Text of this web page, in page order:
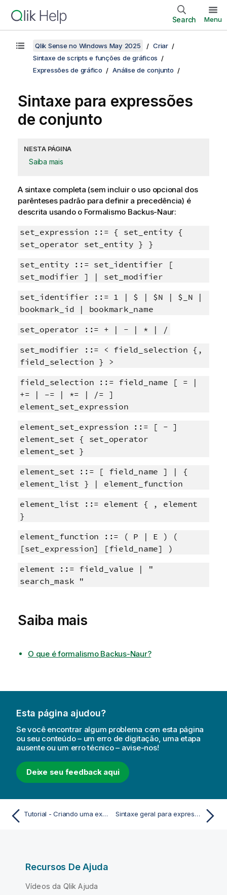
Search Menu
Qlik Sense no Windows May 2025
Criar
Sintaxe de scripts e funções de gráficos
Expressões de gráfico
Análise de conjunto
Sintaxe para expressões
de conjunto
NESTA PÁGINA
Saiba mais
A sintaxe completa (sem incluir o uso opcional dos
parênteses padrão para definir a precedência) é
descrita usando o Formalismo Backus-Naur:
set_expression ::= { set_entity {
set_operator set_entity } }
set_entity ::= set_identifier [
set_modifier ] | set_modifier
set_identifier ::= 1 | $ | $N | $_N |
bookmark_id | bookmark_name
set_operator ::= + | - | * | /
set_modifier ::= < field_selection {,
field_selection } >
field_selection ::= field_name [ = |
+= | –= | *= | /= ]
element_set_expression
element_set_expression ::= [ - ]
element_set { set_operator
element_set }
element_set ::= [ field_name ] | {
element_list } | element_function
element_list ::= element { , element
}
element_function ::= ( P | E ) (
[set_expression] [field_name] )
element ::= field_value | "
search_mask "
Saiba mais
O que é formalismo Backus-Naur?
Esta página ajudou?
Se você encontrar algum problema com esta página
ou seu conteúdo – um erro de digitação, uma etapa
ausente ou um erro técnico – avise-nos!
Deixe seu feedback aqui
Tutorial - Criando uma expressão de conjunto Sintaxe geral para expressões de gráfico
Recursos De Ajuda
Vídeos da Qlik Ajuda